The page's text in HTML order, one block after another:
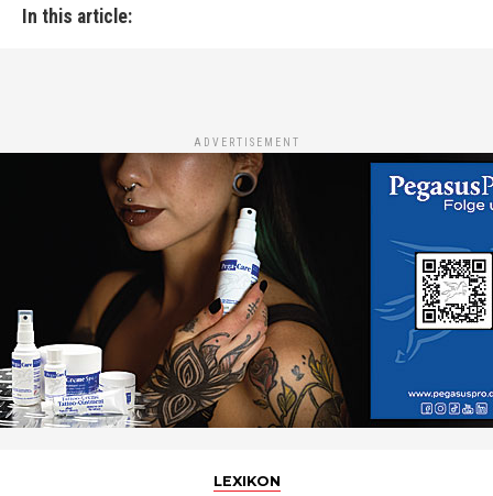
In this article:
ADVERTISEMENT
LEXIKON